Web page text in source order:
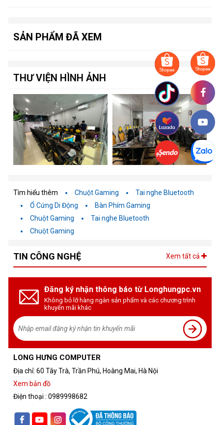
SẢN PHẨM ĐÃ XEM
THƯ VIỆN HÌNH ẢNH
Tìm hiểu thêm Chuột Gaming
Tai nghe Bluetooth
Ổ Cứng Di Động
Bàn Phím Gaming
Chuột Gaming
Tai nghe Bluetooth
Chuột Gaming
TIN CÔNG NGHỆ Xem tất cả
Đăng ký nhận thông báo từ Longhungpc.vn
Không bỏ lỡ hàng ngàn sản phẩm và các chương trình
khuyến mãi khác
LONG HƯNG COMPUTER
Địa chỉ: 60 Tây Trà, Trần Phú, Hoàng Mai, Hà Nội
Xem bản đồ
Điện thoại : 0989998682